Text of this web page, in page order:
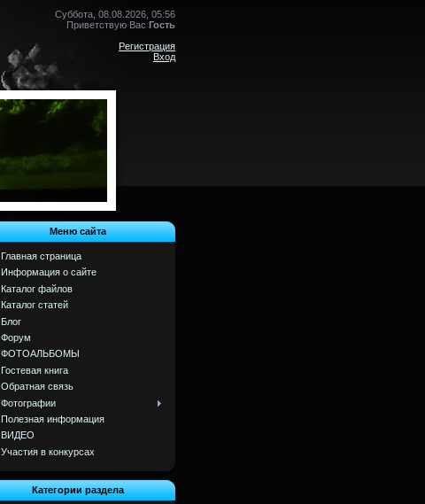
Суббота, 08.08.2026, 05:56
Приветствую Вас Гость
Регистрация
Вход
Меню сайта
Главная страница
Информация о сайте
Каталог файлов
Каталог статей
Блог
Форум
ФОТОАЛЬБОМЫ
Гостевая книга
Обратная связь
Фотографии
Полезная информация
ВИДЕО
Участия в конкурсах
Категории раздела